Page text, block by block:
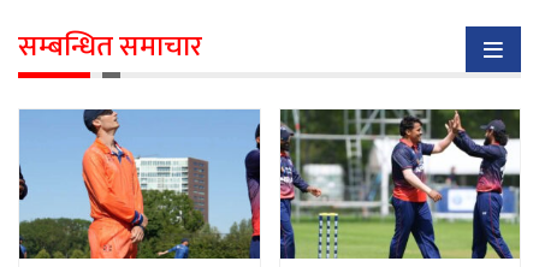
सम्बन्धित समाचार